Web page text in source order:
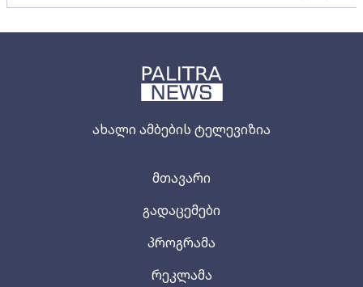
ახალი ამბების ტელევიზია
მთავარი
გადაცემები
პროგრამა
რეკლამა